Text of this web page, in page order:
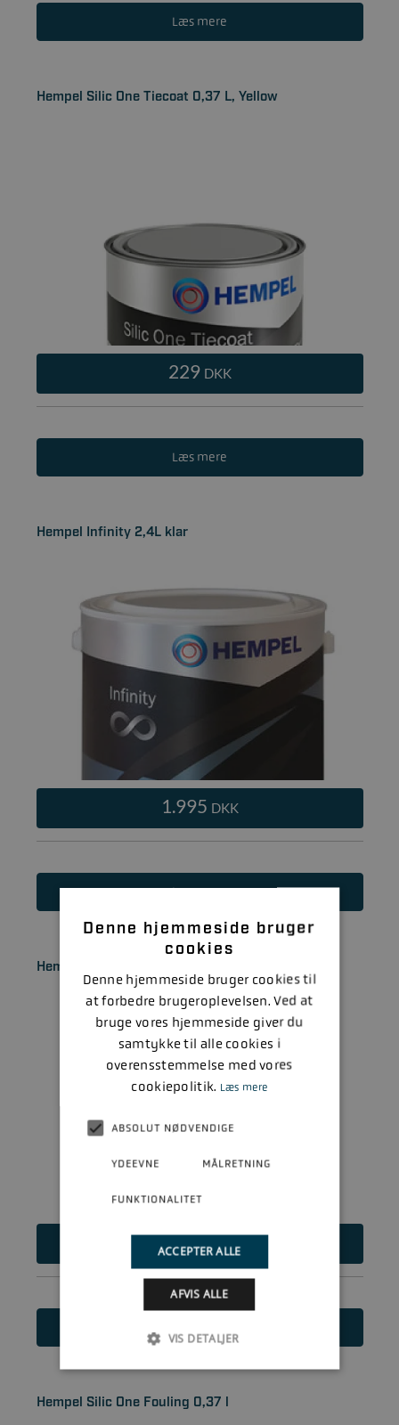
Læs mere
Hempel Silic One Tiecoat 0,37 L, Yellow
229 DKK
Læs mere
Hempel Infinity 2,4L klar
1.995 DKK
Læs mere
Hempel Silic One Fouling 0,75 L
629DKK
Hempel Silic One Fouling 0,37 l
Denne hjemmeside bruger
cookies
Denne hjemmeside bruger cookies til
at forbedre brugeroplevelsen. Ved at
bruge vores hjemmeside giver du
samtykke til alle cookies i
overensstemmelse med vores
cookiepolitik. Læs mere
ABSOLUT NØDVENDIGE
YDEEVNE MÅLRETNING
FUNKTIONALITET
ACCEPTER ALLE
AFVIS ALLE
VIS DETALJER